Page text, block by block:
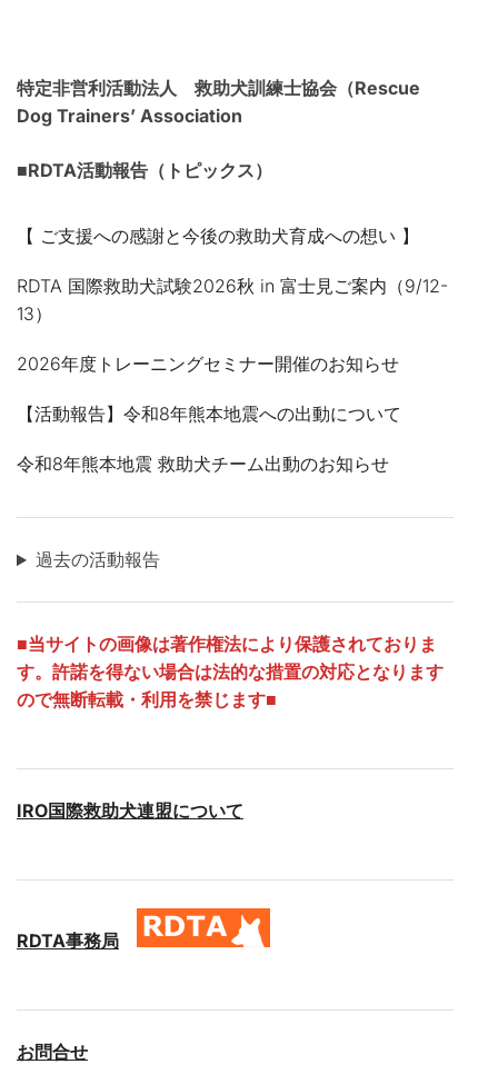
特定非営利活動法人 救助犬訓練士協会（Rescue
Dog Trainers’ Association
■RDTA活動報告（トピックス）
【 ご支援への感謝と今後の救助犬育成への想い 】
RDTA 国際救助犬試験2026秋 in 富士見ご案内（9/12-
13）
2026年度トレーニングセミナー開催のお知らせ
【活動報告】令和8年熊本地震への出動について
令和8年熊本地震 救助犬チーム出動のお知らせ
過去の活動報告
■当サイトの画像は著作権法により保護されておりま
す。許諾を得ない場合は法的な措置の対応となります
ので無断転載・利用を禁じます■
IRO国際救助犬連盟について
RDTA事務局
お問合せ